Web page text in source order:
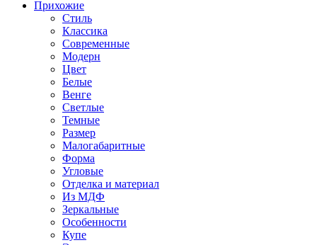
Прихожие
Стиль
Классика
Современные
Модерн
Цвет
Белые
Венге
Светлые
Темные
Размер
Малогабаритные
Форма
Угловые
Отделка и материал
Из МДФ
Зеркальные
Особенности
Купе